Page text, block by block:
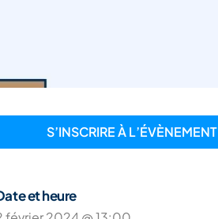
S’INSCRIRE À L’ÉVÈNEMENT
et heure